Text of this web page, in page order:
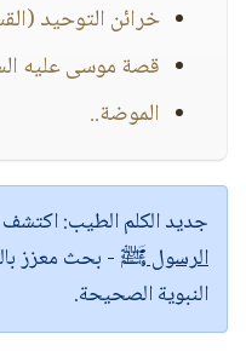
خرائن التوحيد
قصة موسى عليه
الموضة..
جديد الكلم الطيب:
الرسول ﷺ - بحث معزز
النبوية الصحيحة.